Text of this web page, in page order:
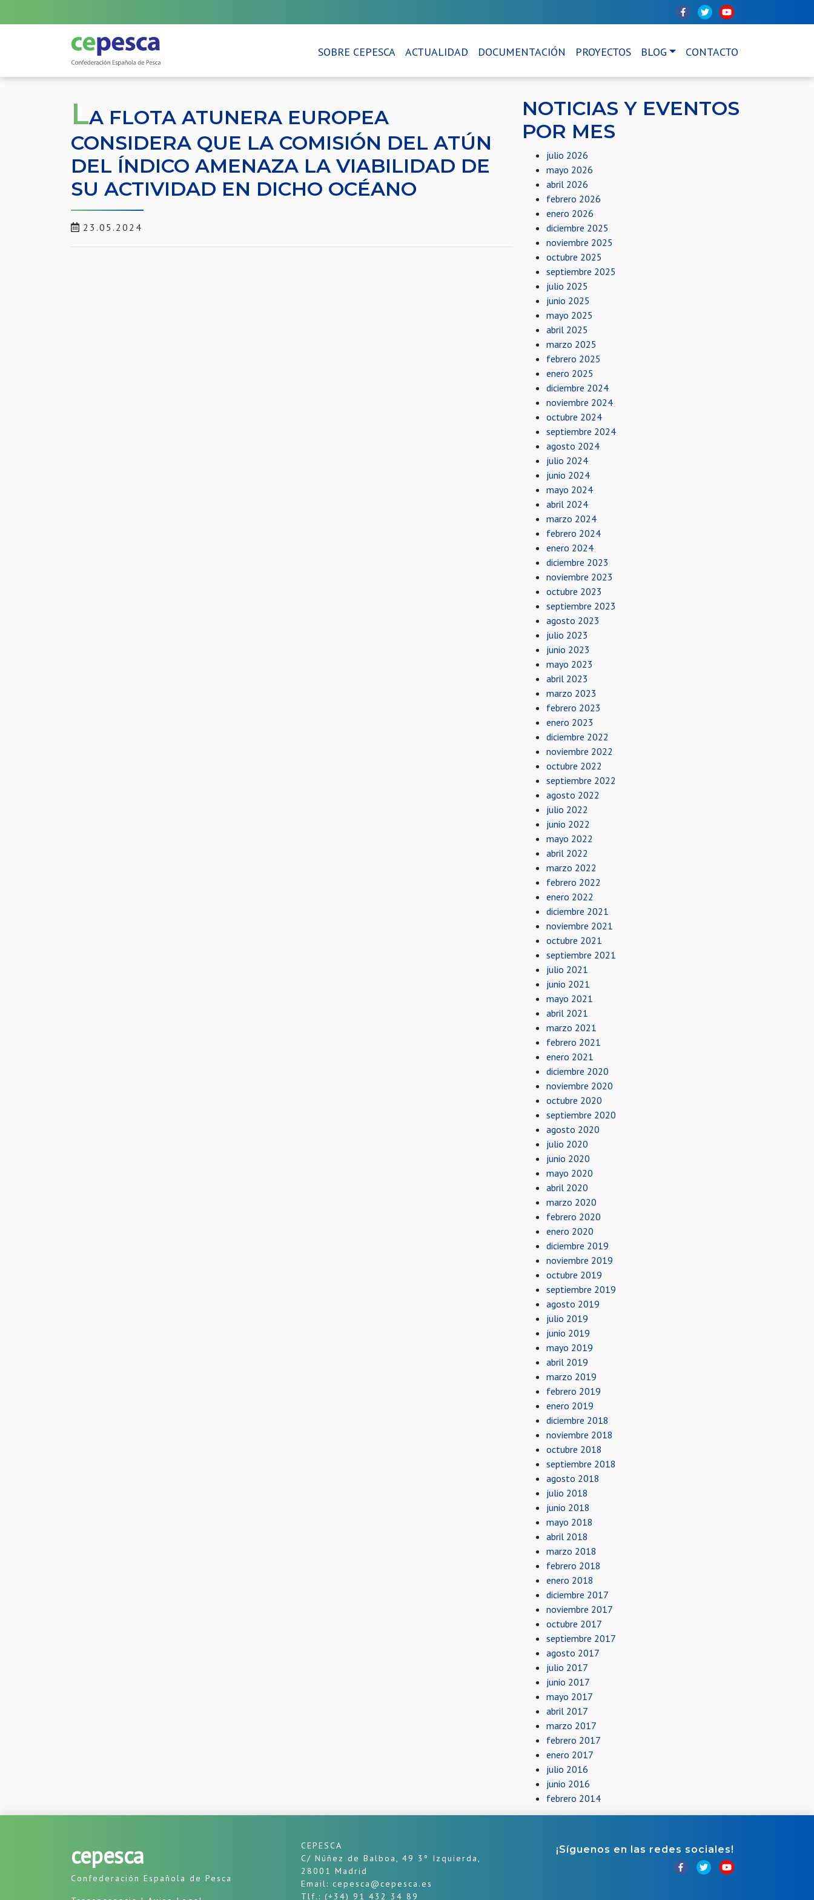
SOBRE CEPESCA ACTUALIDAD DOCUMENTACIÓN PROYECTOS BLOG CONTACTO
LA FLOTA ATUNERA EUROPEA
CONSIDERA QUE LA COMISIÓN DEL ATÚN
DEL ÍNDICO AMENAZA LA VIABILIDAD DE
SU ACTIVIDAD EN DICHO OCÉANO
23.05.2024
NOTICIAS Y EVENTOS
POR MES
julio 2026
mayo 2026
abril 2026
febrero 2026
enero 2026
diciembre 2025
noviembre 2025
octubre 2025
septiembre 2025
julio 2025
junio 2025
mayo 2025
abril 2025
marzo 2025
febrero 2025
enero 2025
diciembre 2024
noviembre 2024
octubre 2024
septiembre 2024
agosto 2024
julio 2024
junio 2024
mayo 2024
abril 2024
marzo 2024
febrero 2024
enero 2024
diciembre 2023
noviembre 2023
octubre 2023
septiembre 2023
agosto 2023
julio 2023
junio 2023
mayo 2023
abril 2023
marzo 2023
febrero 2023
enero 2023
diciembre 2022
noviembre 2022
octubre 2022
septiembre 2022
agosto 2022
julio 2022
junio 2022
mayo 2022
abril 2022
marzo 2022
febrero 2022
enero 2022
diciembre 2021
noviembre 2021
octubre 2021
septiembre 2021
julio 2021
junio 2021
mayo 2021
abril 2021
marzo 2021
febrero 2021
enero 2021
diciembre 2020
noviembre 2020
octubre 2020
septiembre 2020
agosto 2020
julio 2020
junio 2020
mayo 2020
abril 2020
marzo 2020
febrero 2020
enero 2020
diciembre 2019
noviembre 2019
octubre 2019
septiembre 2019
agosto 2019
julio 2019
junio 2019
mayo 2019
abril 2019
marzo 2019
febrero 2019
enero 2019
diciembre 2018
noviembre 2018
octubre 2018
septiembre 2018
agosto 2018
julio 2018
junio 2018
mayo 2018
abril 2018
marzo 2018
febrero 2018
enero 2018
diciembre 2017
noviembre 2017
octubre 2017
septiembre 2017
agosto 2017
julio 2017
junio 2017
mayo 2017
abril 2017
marzo 2017
febrero 2017
enero 2017
julio 2016
junio 2016
febrero 2014
cepesca
Confederación Española de Pesca
CEPESCA
C/ Núñez de Balboa, 49 3º Izquierda,
28001 Madrid
Email: cepesca@cepesca.es
Tlf.: (+34) 91 432 34 89
¡Síguenos en las redes sociales!